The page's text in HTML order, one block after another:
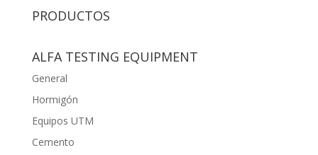
PRODUCTOS
ALFA TESTING EQUIPMENT
General
Hormigón
Equipos UTM
Cemento